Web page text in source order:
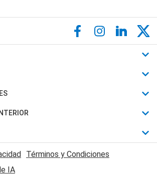
Términos y Condiciones
IA